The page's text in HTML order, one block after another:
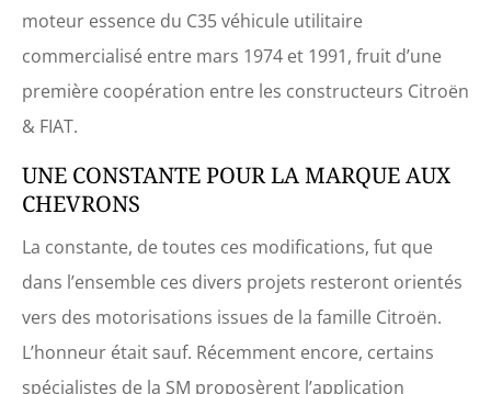
moteur essence du C35 véhicule utilitaire
commercialisé entre mars 1974 et 1991, fruit d’une
première coopération entre les constructeurs Citroën
& FIAT.
UNE CONSTANTE POUR LA MARQUE AUX
CHEVRONS
La constante, de toutes ces modifications, fut que
dans l’ensemble ces divers projets resteront orientés
vers des motorisations issues de la famille Citroën.
L’honneur était sauf. Récemment encore, certains
spécialistes de la SM proposèrent l’application